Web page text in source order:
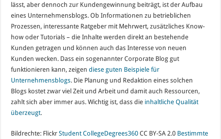
lässt, aber dennoch zur Kundengewinnung beiträgt, ist der Aufbau
eines Unternehmensblogs. Ob Informationen zu betrieblichen
Prozessen, interessante Ratgeber mit Mehrwert, zusätzliches Know-
how oder Tutorials – die Inhalte werden direkt an bestehende
Kunden getragen und können auch das Interesse von neuen
Kunden wecken. Dass ein sogenannter Corporate Blog gut
funktionieren kann, zeigendiese guten Beispiele für
Unternehmensblogs. Die Planung und Redaktion eines solchen
Blogs kostet zwar viel Zeit und Arbeit und damit auch Ressourcen,
zahlt sich aber immer aus. Wichtig ist, dass die inhaltliche Qualität
überzeugt.
Bildrechte: FlickrStudent CollegeDegrees360 CC BY-SA 2.0 Bestimmte